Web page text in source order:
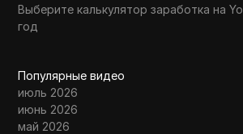
Выберите калькулятор заработка на
год
Популярные видео
июль 2026
июнь 2026
май 2026